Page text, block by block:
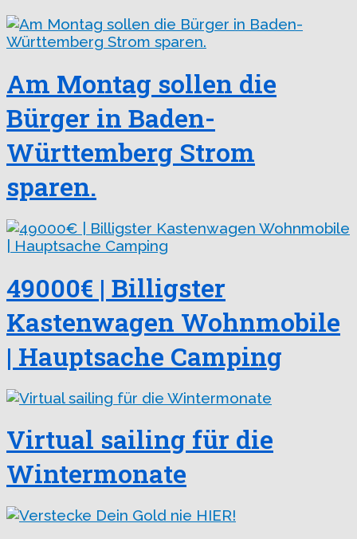
Am Montag sollen die
Bürger in Baden-
Württemberg Strom
sparen.
49000€ | Billigster
Kastenwagen Wohnmobile
| Hauptsache Camping
Virtual sailing für die
Wintermonate